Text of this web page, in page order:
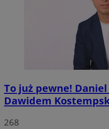
To już pewne!
Dawidem
268